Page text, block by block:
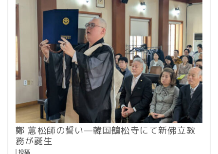
鄭 蕙松師の誓い—韓国鶴松寺にて新佛立教
務が誕生
投稿